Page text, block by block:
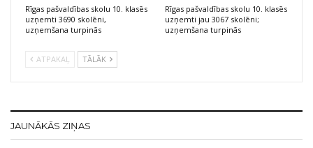
Rīgas pašvaldības skolu 10. klasēs
uzņemti 3690 skolēni,
uzņemšana turpinās
Rīgas pašvaldības skolu 10. klasēs
uzņemti jau 3067 skolēni;
uzņemšana turpinās
ATPAKAĻ TĀLĀK
JAUNĀKĀS ZIŅAS